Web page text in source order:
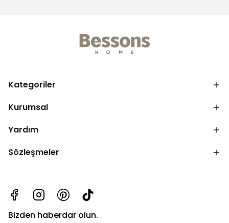
Kategoriler
Kurumsal
Yardım
Sözleşmeler
Bizden haberdar olun.